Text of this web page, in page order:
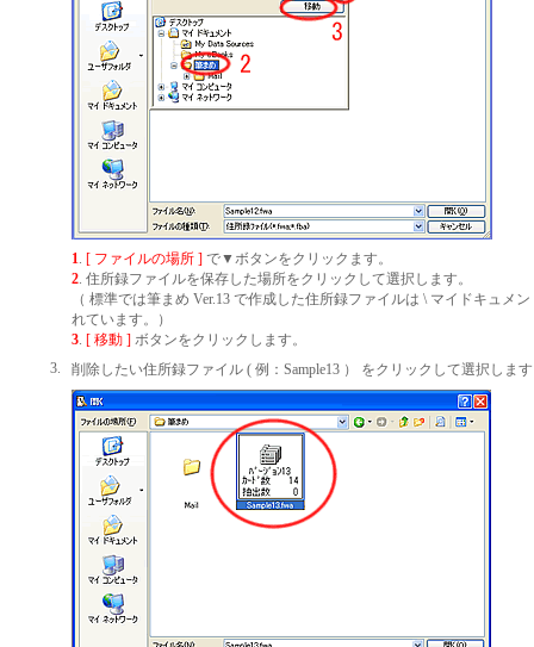
1. [ ファイルの場所 ] で▼ボタンをクリックます。
2. 住所録ファイルを保存した場所をクリックして選択します。
（ 標準では筆まめ Ver.13 で作成した住所録ファイルは \ マイドキュメ
れています。）
3. [ 移動 ] ボタンをクリックします。
3.
削除したい住所録ファイル ( 例：Sample13 ） をクリックして選択しま